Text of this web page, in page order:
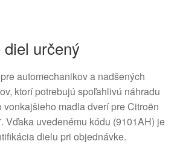
diel určený
automechanikov a nadšených
ktorí potrebujú spoľahlivú náhradu
vonkajšieho madla dverí pre Citroën
Vďaka uvedenému kódu (9101AH) je
dielu pri objednávke.